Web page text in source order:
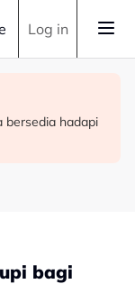
Log in
60 hektar,
haba
bersedia hadapi
bagi